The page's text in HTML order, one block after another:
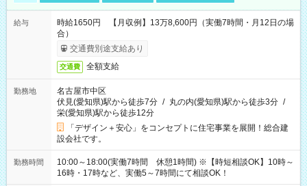
給与
時給1650円 【月収例】13万8,600円（実働7時間・月12日の場
合）
交通費別途支給あり
交通費 全額支給
勤務地
名古屋市中区
伏見(愛知県)駅から徒歩7分 / 丸の内(愛知県)駅から徒歩3分 /
栄(愛知県)駅から徒歩12分
「デザイン＋安心」をコンセプトに住宅事業を展開！総合建
設会社です。
勤務時間
10:00～18:00(実働7時間 休憩1時間) ※【時短相談OK】10時～
16時・17時など、実働5～7時間にて相談OK！